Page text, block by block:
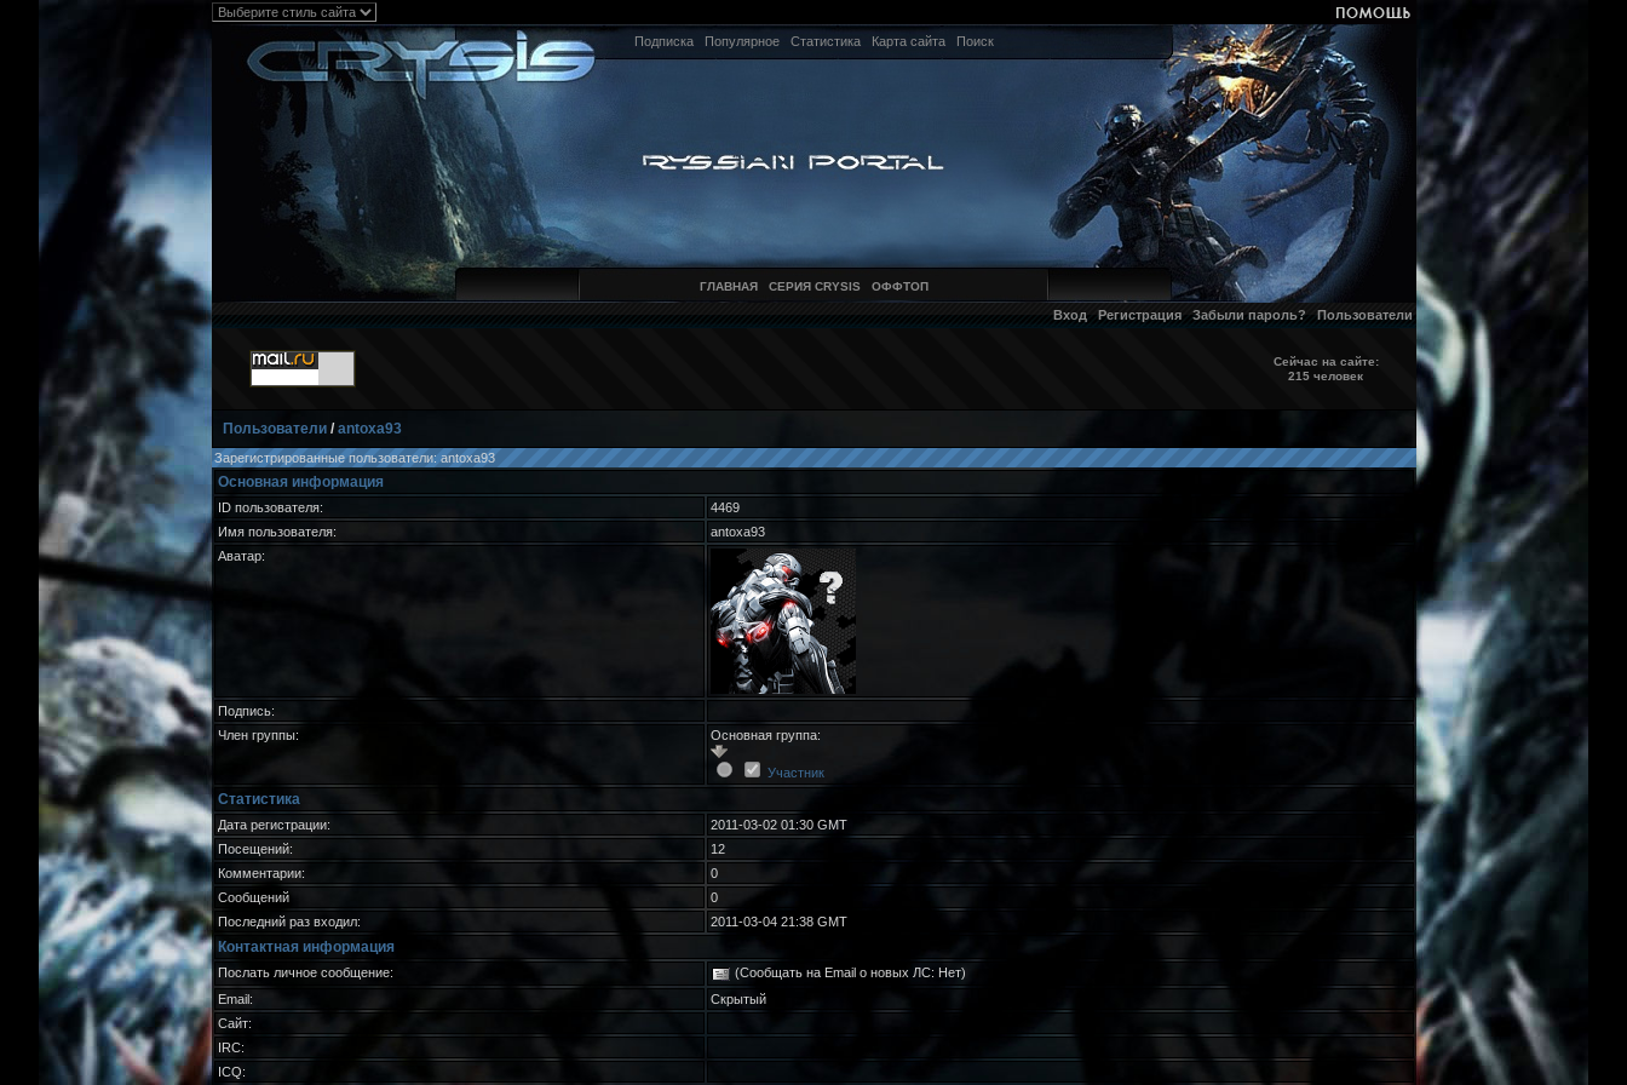
Подписка Популярное Статистика Карта сайта Поиск
ГЛАВНАЯ СЕРИЯ CRYSIS ОФФТОП
Вход Регистрация Забыли пароль? Пользователи
Сейчас на сайте:
215 человек
Пользователи/antoxa93
Зарегистрированные пользователи: antoxa93
Основная информация
ID пользователя:
4469
Имя пользователя:
antoxa93
Аватар:
Подпись:
Член группы:
Основная группа:
Участник
Статистика
Дата регистрации:
2011-03-02 01:30 GMT
Посещений:
12
Комментарии:
0
Сообщений
0
Последний раз входил:
2011-03-04 21:38 GMT
Контактная информация
Послать личное сообщение:
(Сообщать на Email о новых ЛС: Нет)
Email:
Скрытый
Сайт:
IRC:
ICQ: